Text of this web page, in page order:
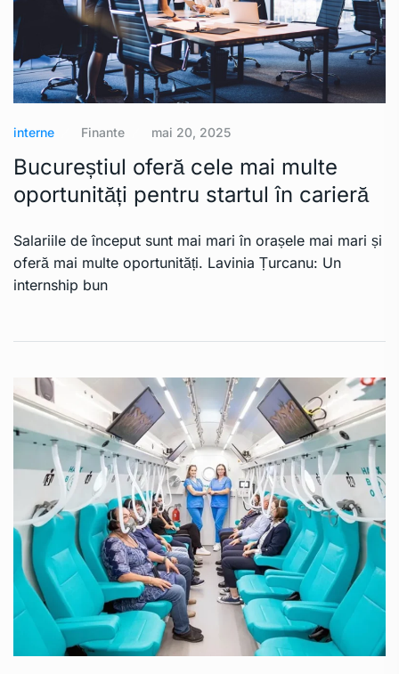
interne Finante mai 20, 2025
Bucureștiul oferă cele mai multe
oportunități pentru startul în carieră
Salariile de început sunt mai mari în orașele mai mari și
oferă mai multe oportunități. Lavinia Țurcanu: Un
internship bun